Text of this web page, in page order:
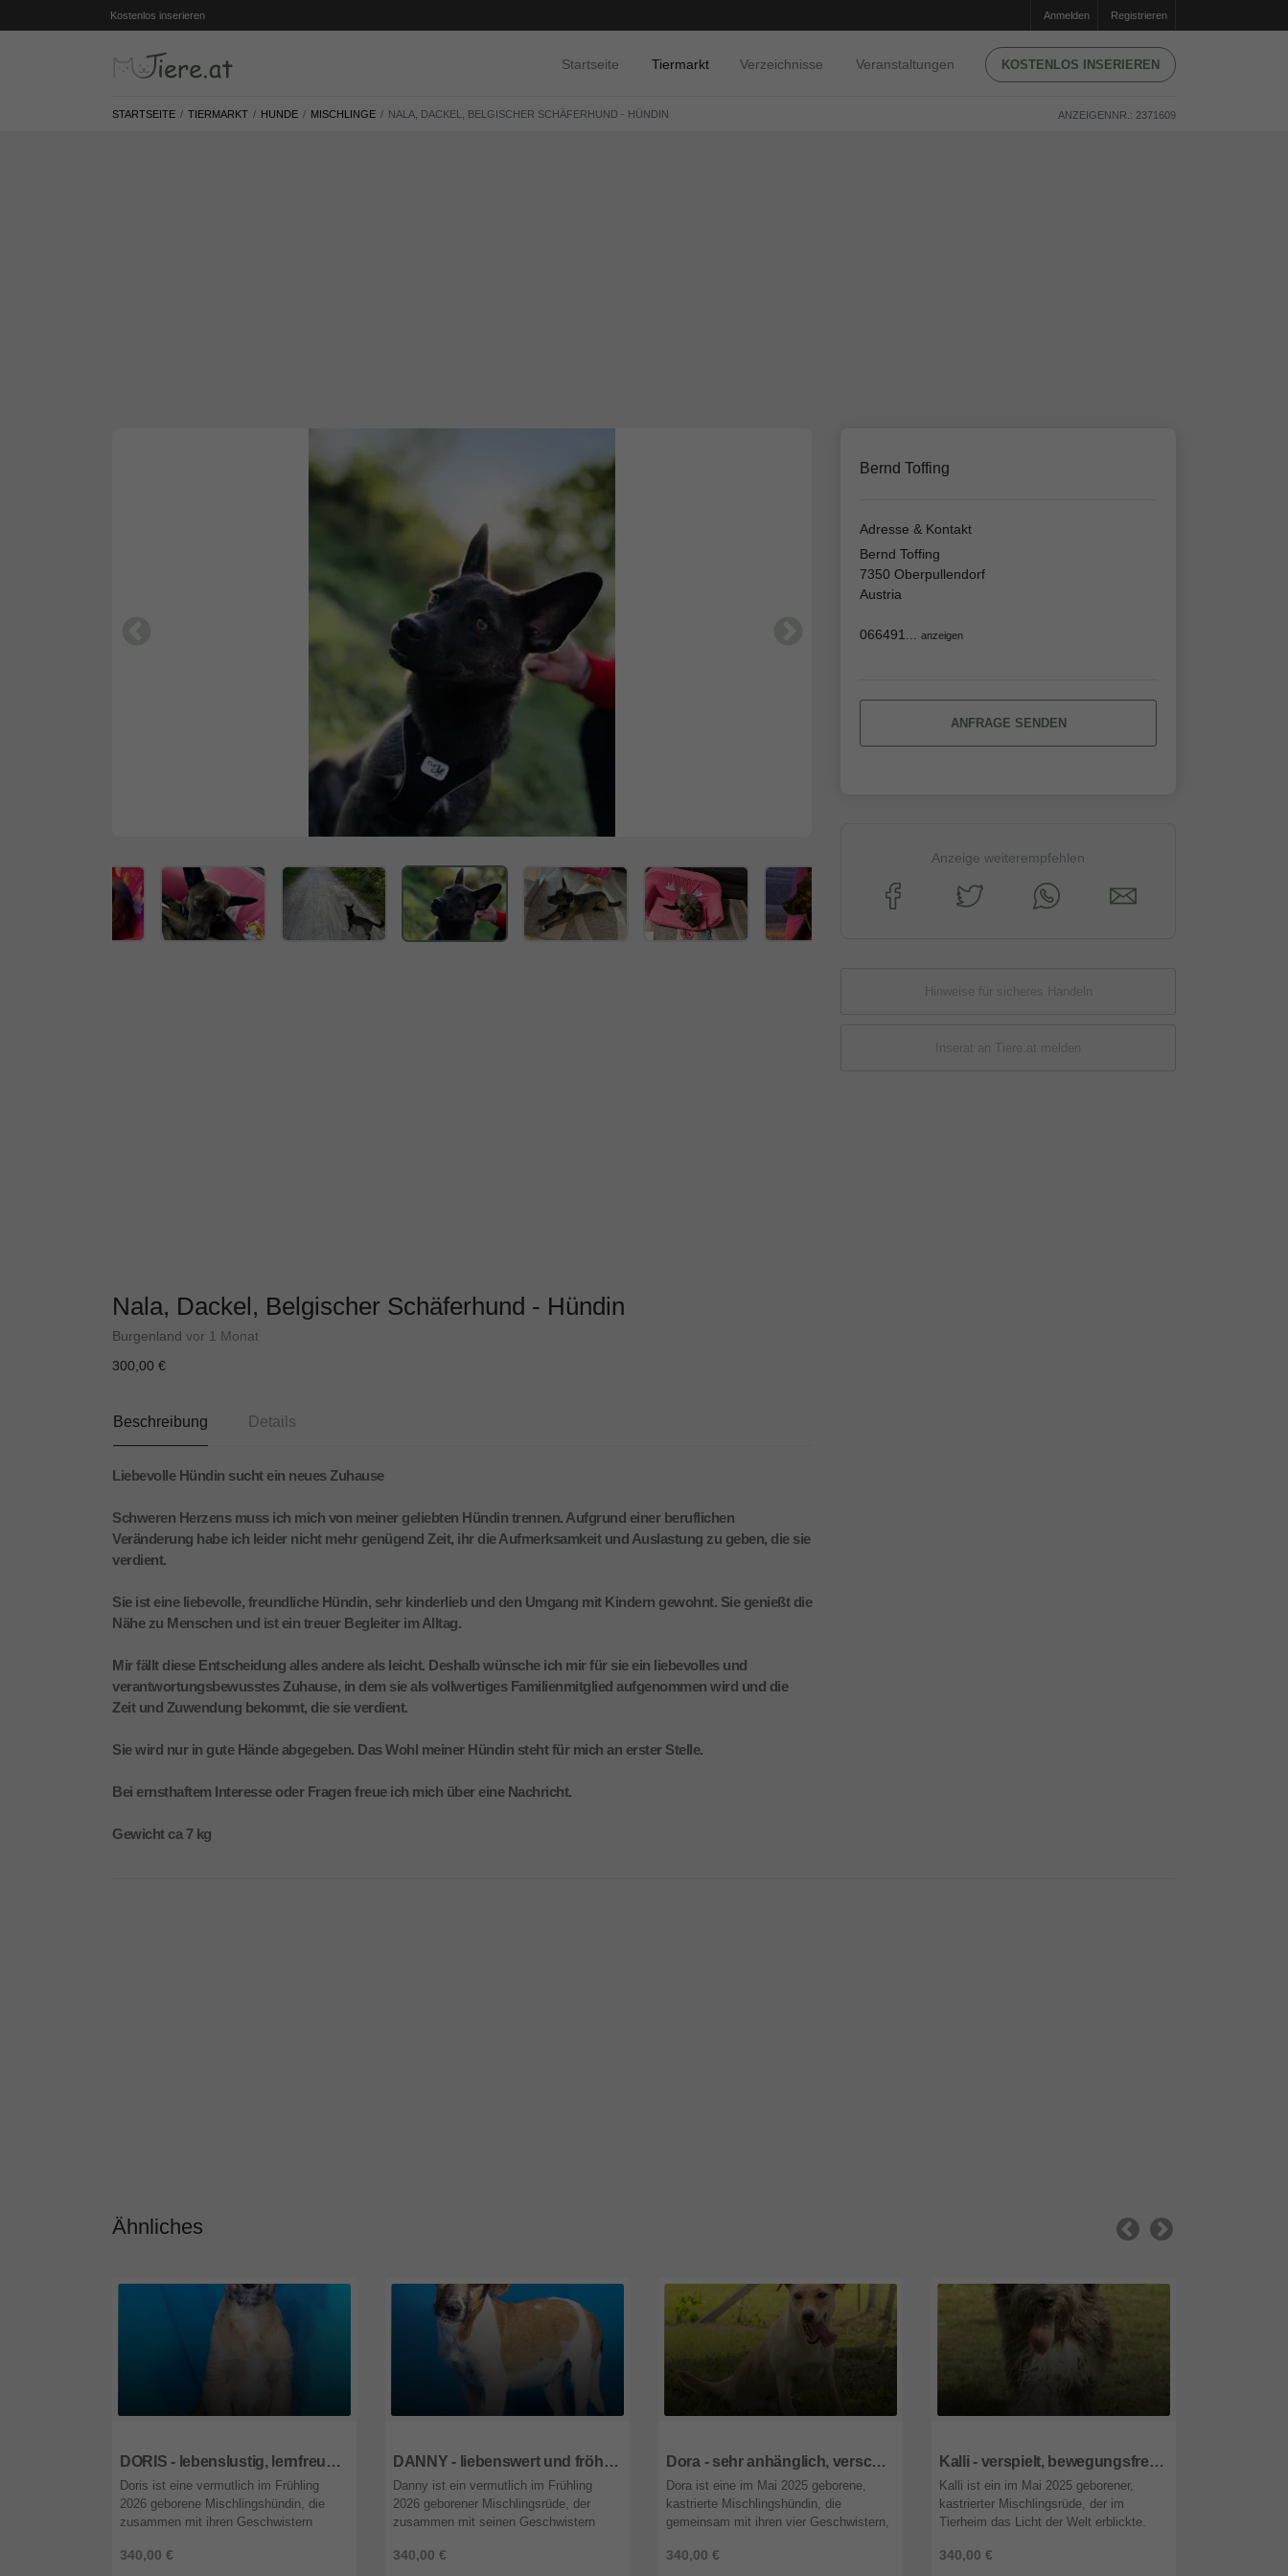
Kostenlos inserieren Anmelden Registrieren
Startseite Tiermarkt Verzeichnisse Veranstaltungen KOSTENLOS INSERIEREN
STARTSEITE TIERMARKT HUNDE MISCHLINGE NALA, DACKEL, BELGISCHER SCHÄFERHUND - HÜNDIN ANZEIGENNR.: 2371609
Nala, Dackel, Belgischer Schäferhund - Hündin
Burgenland vor 1 Monat
300,00 €
Beschreibung Details
Liebevolle Hündin sucht ein neues Zuhause
Schweren Herzens muss ich mich von meiner geliebten Hündin trennen. Aufgrund einer beruflichen
Veränderung habe ich leider nicht mehr genügend Zeit, ihr die Aufmerksamkeit und Auslastung zu geben, die sie
verdient.
Sie ist eine liebevolle, freundliche Hündin, sehr kinderlieb und den Umgang mit Kindern gewohnt. Sie genießt die
Nähe zu Menschen und ist ein treuer Begleiter im Alltag.
Mir fällt diese Entscheidung alles andere als leicht. Deshalb wünsche ich mir für sie ein liebevolles und
verantwortungsbewusstes Zuhause, in dem sie als vollwertiges Familienmitglied aufgenommen wird und die
Zeit und Zuwendung bekommt, die sie verdient.
Sie wird nur in gute Hände abgegeben. Das Wohl meiner Hündin steht für mich an erster Stelle.
Bei ernsthaftem Interesse oder Fragen freue ich mich über eine Nachricht.
Gewicht ca 7 kg
Bernd Toffing
Adresse & Kontakt
Bernd Toffing
7350 Oberpullendorf
Austria
066491... anzeigen
ANFRAGE SENDEN
Anzeige weiterempfehlen
Hinweise für sicheres Handeln
Inserat an Tiere.at melden
Ähnliches
DORIS - lebenslustig, lernfreudig, kuschelt gern, interessiert, anhänglich
340,00 €
Doris ist eine vermutlich im Frühling
2026 geborene Mischlingshündin, die
zusammen mit ihren Geschwistern
Tierheim unserer ungarischen
DANNY - liebenswert und fröhlich, neugierig, anhänglich, lebhaft, gelehrig
340,00 €
Danny ist ein vermutlich im Frühling
2026 geborener Mischlingsrüde, der
zusammen mit seinen Geschwistern
Tierheim unserer ungarischen
Dora - sehr anhänglich, verschmust, bewegungsfreudig, dominant
340,00 €
Dora ist eine im Mai 2025 geborene,
kastrierte Mischlingshündin, die
gemeinsam mit ihren vier Geschwistern,
Tierheim in Svilos ausgesetzt wurd ...
Kalli - verspielt, bewegungsfreudig, neugierig, ausgeglichen, menschenbezogen
340,00 €
Kalli ist ein im Mai 2025 geborener,
kastrierter Mischlingsrüde, der im
Tierheim das Licht der Welt erblickte.
vor dem Tierheim ausgesetzt und b ...